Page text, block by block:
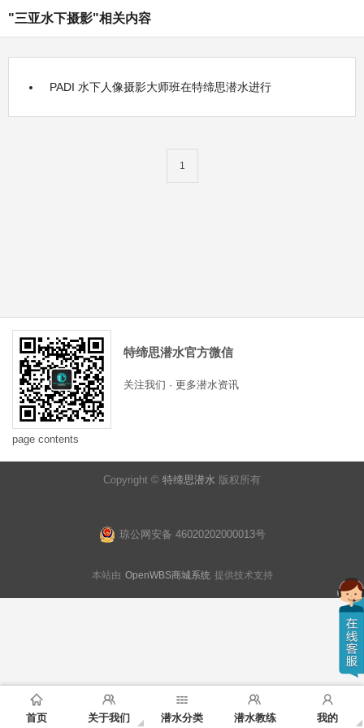
首页 关于我们 潜水分类 潜水教练 我的
"三亚水下摄影"相关内容
PADI 水下人像摄影大师班在特缔思潜水进行
1
特缔思潜水官方微信
关注我们 · 更多潜水资讯
page contents
Copyright © 特缔思潜水 版权所有
琼公网安备 46020202000013号
本站由 OpenWBS商城系统 提供技术支持